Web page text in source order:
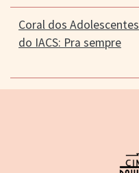
> LISTA DE FILMES
> FILMOGRAFIAS DE
CINEASTAS
> DISCOGRAFIAS
CONTATO E
Coral dos Adolescentes
do IACS: Pra sempre